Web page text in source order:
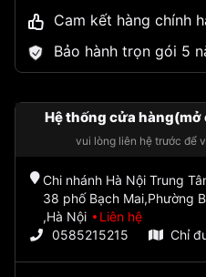
Cam kết hàng chính
Bảo hành trọn gói 5
Hệ thống cửa
vui lòng liên hệ trước để
Chi nhánh Hà Nội Trung
38 phố Bạch Mai,Phường
,Hà Nội
Liên hệ
0585215215
Chỉ